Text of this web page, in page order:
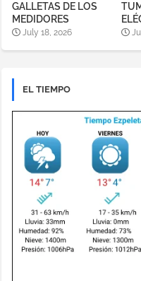
GALLETAS DE LOS
MEDIDORES
July 18, 2026
EL TIEMPO